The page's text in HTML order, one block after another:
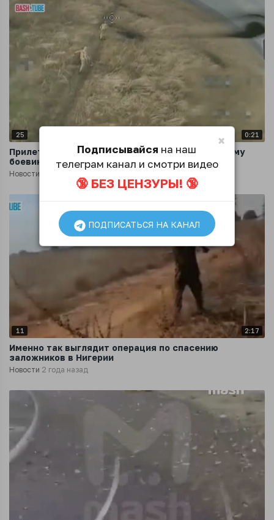
25 0:21
Прилет русского FPV-дрона точно по украинскому
боевику
Новости
11 2:17
Именно так выглядит операция по спасению
заложников в Нигерии
Новости 2 года назад
×
Подписывайся на наш
телеграм канал и смотри видео
🔞 БЕЗ ЦЕНЗУРЫ! 🔞
ПОДПИСАТЬСЯ НА КАНАЛ